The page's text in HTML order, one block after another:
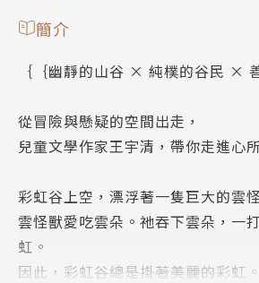
簡介
｛｛幽靜的山谷 × 純樸的谷民 ×
從冒險與懸疑的空間出走，
兒童文學作家王宇清，帶你走進心
彩虹谷上空，漂浮著一隻巨大的雲
雲怪獸愛吃雲朵。祂吞下雲朵，一
虹。
因此，彩虹谷總是掛著美麗的彩虹。